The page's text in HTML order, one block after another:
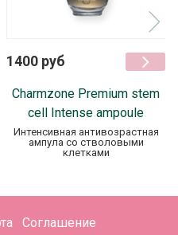
1400 руб
Charmzone Premium stem
cell Intense ampoule
Интенсивная антивозрастная
ампула со стволовыми
клетками
Соглашение